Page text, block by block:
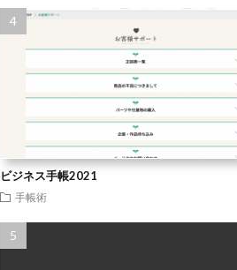
ビジネス手帳2021
手帳術